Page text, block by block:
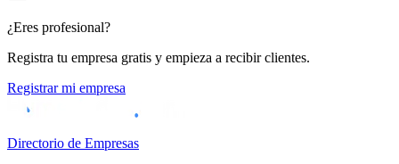
¿Eres profesional?
Registra tu empresa gratis y empieza a recibir clientes.
Registrar mi empresa
Directorio de Empresas